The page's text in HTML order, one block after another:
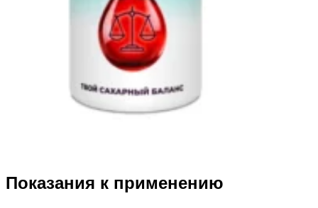
Показания к применению